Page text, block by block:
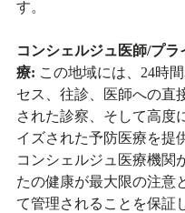
す。
コンシェルジュ医師/プラ
療: この地域には、24時
セス、往診、医師への直
された診察、そして高度
イズされた予防医療を提
コンシェルジュ医療機関
たの健康が最大限の注意
て管理されることを保証